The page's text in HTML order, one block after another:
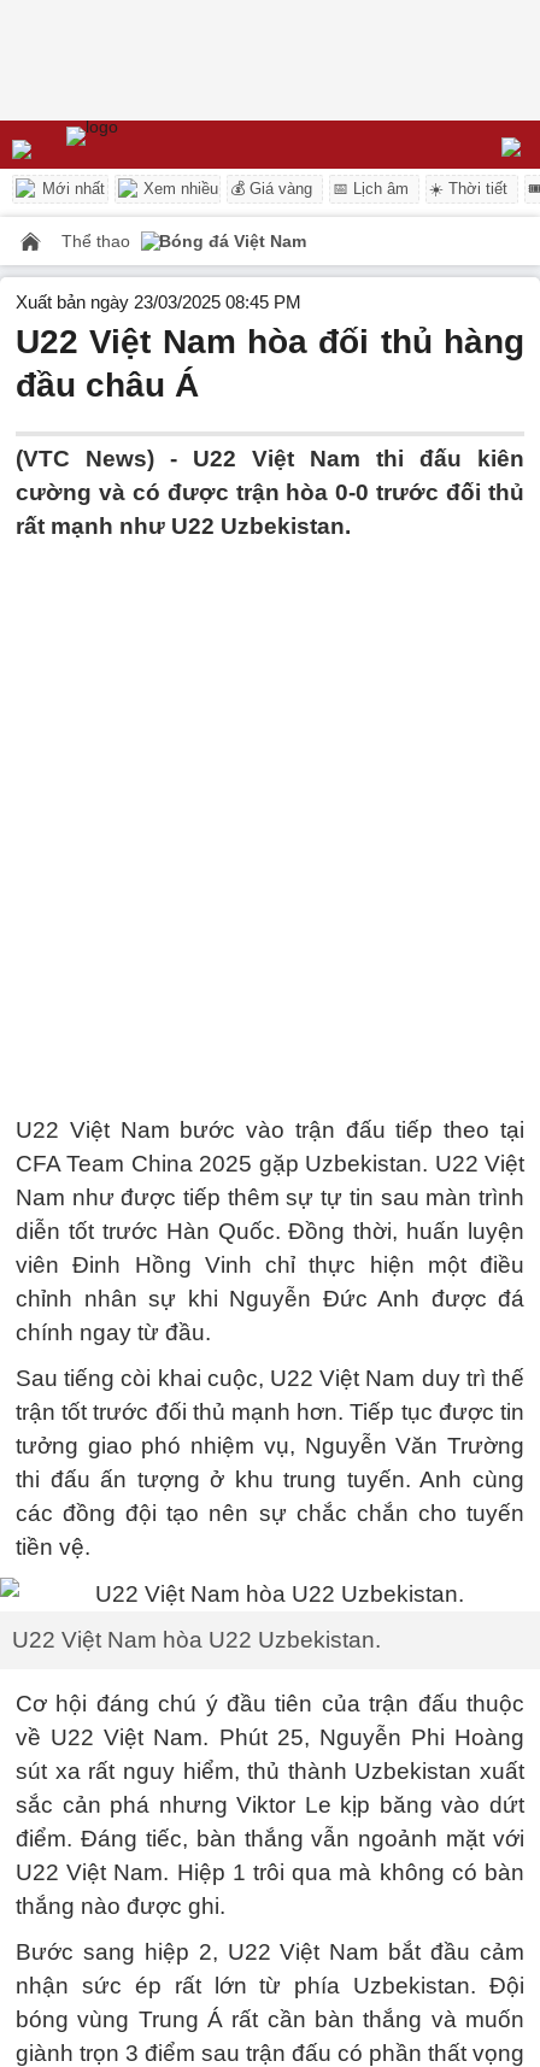
Mới nhất Xem nhiều 💰 Giá vàng 📅 Lịch âm ☀️ Thời tiết
Thể thao Bóng đá Việt Nam
Xuất bản ngày 23/03/2025 08:45 PM
U22 Việt Nam hòa đối thủ hàng
đầu châu Á
(VTC News) - U22 Việt Nam thi đấu kiên
cường và có được trận hòa 0-0 trước đối thủ
rất mạnh như U22 Uzbekistan.
U22 Việt Nam bước vào trận đấu tiếp theo tại
CFA Team China 2025 gặp Uzbekistan. U22 Việt
Nam như được tiếp thêm sự tự tin sau màn trình
diễn tốt trước Hàn Quốc. Đồng thời, huấn luyện
viên Đinh Hồng Vinh chỉ thực hiện một điều
chỉnh nhân sự khi Nguyễn Đức Anh được đá
chính ngay từ đầu.
Sau tiếng còi khai cuộc, U22 Việt Nam duy trì thế
trận tốt trước đối thủ mạnh hơn. Tiếp tục được tin
tưởng giao phó nhiệm vụ, Nguyễn Văn Trường
thi đấu ấn tượng ở khu trung tuyến. Anh cùng
các đồng đội tạo nên sự chắc chắn cho tuyến
tiền vệ.
U22 Việt Nam hòa U22 Uzbekistan.
Cơ hội đáng chú ý đầu tiên của trận đấu thuộc
về U22 Việt Nam. Phút 25, Nguyễn Phi Hoàng
sút xa rất nguy hiểm, thủ thành Uzbekistan xuất
sắc cản phá nhưng Viktor Le kịp băng vào dứt
điểm. Đáng tiếc, bàn thắng vẫn ngoảnh mặt với
U22 Việt Nam. Hiệp 1 trôi qua mà không có bàn
thắng nào được ghi.
Bước sang hiệp 2, U22 Việt Nam bắt đầu cảm
nhận sức ép rất lớn từ phía Uzbekistan. Đội
bóng vùng Trung Á rất cần bàn thắng và muốn
giành trọn 3 điểm sau trận đấu có phần thất vọng